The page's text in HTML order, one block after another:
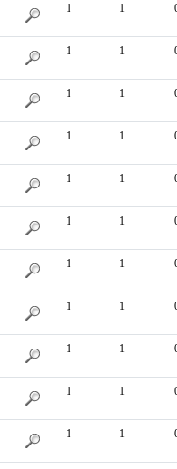
1 1
1 1
1 1
1 1
1 1
1 1
1 1
1 1
1 1
1 1
1 1